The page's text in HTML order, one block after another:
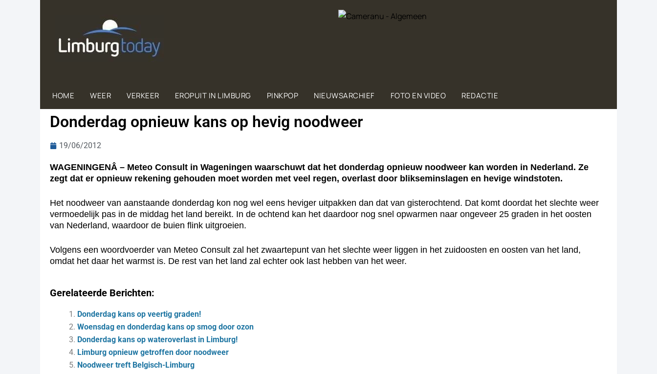
HOME WEER VERKEER EROPUIT IN LIMBURG PINKPOP NIEUWSARCHIEF FOTO EN VIDEO REDACTIE
Donderdag opnieuw kans op hevig noodweer
19/06/2012
WAGENINGENÂ – Meteo Consult in Wageningen waarschuwt dat het donderdag opnieuw noodweer kan worden in Nederland. Ze
zegt dat er opnieuw rekening gehouden moet worden met veel regen, overlast door blikseminslagen en hevige windstoten.
Het noodweer van aanstaande donderdag kon nog wel eens heviger uitpakken dan dat van gisterochtend. Dat komt doordat het slechte weer
vermoedelijk pas in de middag het land bereikt. In de ochtend kan het daardoor nog snel opwarmen naar ongeveer 25 graden in het oosten
van Nederland, waardoor de buien flink uitgroeien.
Volgens een woordvoerder van Meteo Consult zal het zwaartepunt van het slechte weer liggen in het zuidoosten en oosten van het land,
omdat het daar het warmst is. De rest van het land zal echter ook last hebben van het weer.
Gerelateerde Berichten:
Donderdag kans op veertig graden!
Woensdag en donderdag kans op smog door ozon
Donderdag kans op wateroverlast in Limburg!
Limburg opnieuw getroffen door noodweer
Noodweer treft Belgisch-Limburg